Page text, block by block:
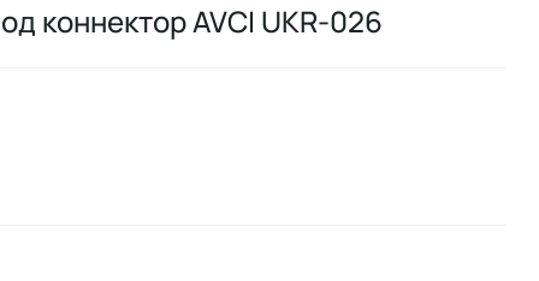
коннектор AVCI UKR-026